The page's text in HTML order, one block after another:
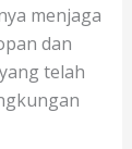
menjaga
dan
telah